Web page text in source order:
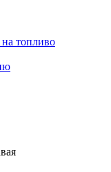
топливо